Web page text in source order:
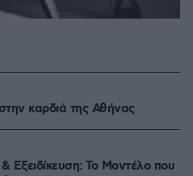
καρδιά της Αθήνας
Εξειδίκευση: Το Mοντέλο που